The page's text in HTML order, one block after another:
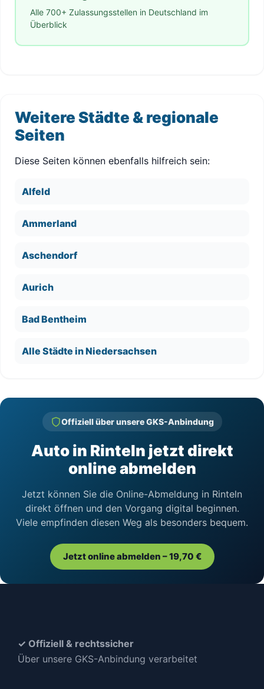
Alle 700+ Zulassungsstellen in Deutschland im
Überblick
Weitere Städte & regionale
Seiten
Diese Seiten können ebenfalls hilfreich sein:
Alfeld
Ammerland
Aschendorf
Aurich
Bad Bentheim
Alle Städte in Niedersachsen
Offiziell über unsere GKS-Anbindung
Auto in Rinteln jetzt direkt
online abmelden
Jetzt können Sie die Online-Abmeldung in Rinteln
direkt öffnen und den Vorgang digital beginnen.
Viele empfinden diesen Weg als besonders bequem.
Jetzt online abmelden – 19,70 €
✓ Offiziell & rechtssicher
Über unsere GKS-Anbindung verarbeitet